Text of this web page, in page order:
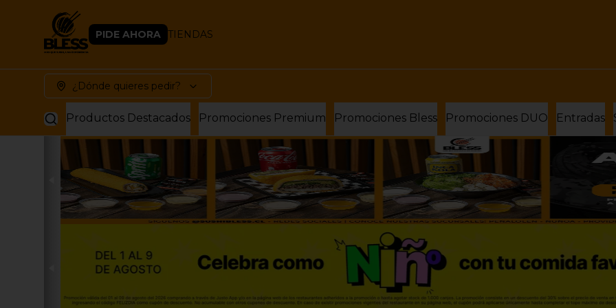
PIDE AHORA TIENDAS
¿Dónde quieres pedir?
Productos Destacados Promociones Premium Promociones Bless Promociones DUO Entradas